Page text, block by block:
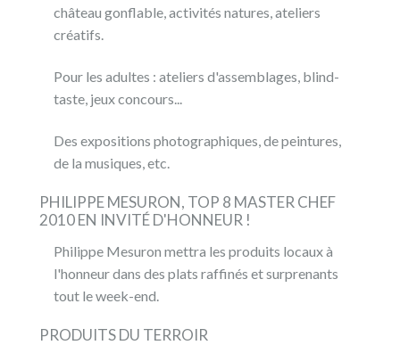
château gonflable, activités natures, ateliers
créatifs.
Pour les adultes : ateliers d'assemblages, blind-
taste, jeux concours...
Des expositions photographiques, de peintures,
de la musiques, etc.
PHILIPPE MESURON, TOP 8 MASTER CHEF
2010 EN INVITÉ D'HONNEUR !
Philippe Mesuron mettra les produits locaux à
l'honneur dans des plats raffinés et surprenants
tout le week-end.
PRODUITS DU TERROIR